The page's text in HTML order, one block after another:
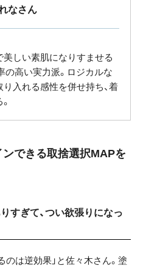
なさん
しい素肌になりすませる
の高い実力派。ロジカルな
入れる感性を併せ持ち、着
できる取捨選択MAPを
すぎて、つい欲張りになっ
のは逆効果」と佐々木さん。塗